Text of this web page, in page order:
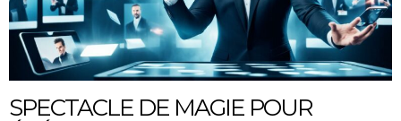
SPECTACLE DE MAGIE POUR